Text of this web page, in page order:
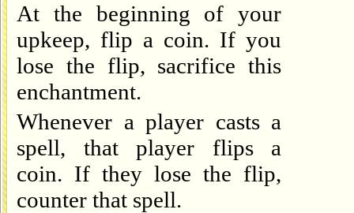
At the beginning of your
upkeep, flip a coin. If you
lose the flip, sacrifice this
enchantment.
Whenever a player casts a
spell, that player flips a
coin. If they lose the flip,
counter that spell.